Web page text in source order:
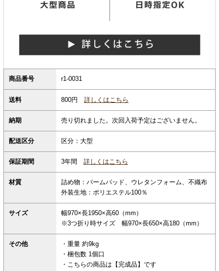
商品番号 r1-0031
送料 800円 詳しくはこちら
納期 売り切れました。次回入荷予定はございません。
配送区分 区分：大型
保証期間 3年間 詳しくはこちら
材質
詰め物：パームパッド、ウレタンフォーム、不織布
外装生地：ポリエステル100％
サイズ
幅970×長1950×高60（mm）
※3つ折り時サイズ 幅970×長650×高180（mm）
その他
・重量 約9kg
・梱包数 1個口
・こちらの商品は【完成品】です